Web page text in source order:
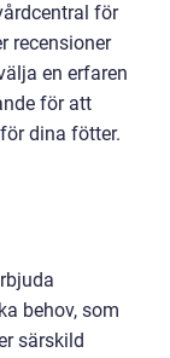
för
recensioner
en erfaren
för att
dina fötter.
behov, som
särskild